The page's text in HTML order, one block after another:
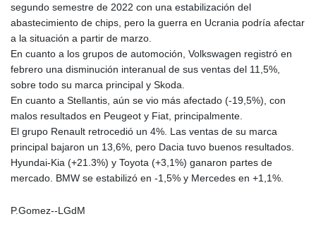
segundo semestre de 2022 con una estabilización del
abastecimiento de chips, pero la guerra en Ucrania podría afectar
a la situación a partir de marzo.
En cuanto a los grupos de automoción, Volkswagen registró en
febrero una disminución interanual de sus ventas del 11,5%,
sobre todo su marca principal y Skoda.
En cuanto a Stellantis, aún se vio más afectado (-19,5%), con
malos resultados en Peugeot y Fiat, principalmente.
El grupo Renault retrocedió un 4%. Las ventas de su marca
principal bajaron un 13,6%, pero Dacia tuvo buenos resultados.
Hyundai-Kia (+21.3%) y Toyota (+3,1%) ganaron partes de
mercado. BMW se estabilizó en -1,5% y Mercedes en +1,1%.
P.Gomez--LGdM